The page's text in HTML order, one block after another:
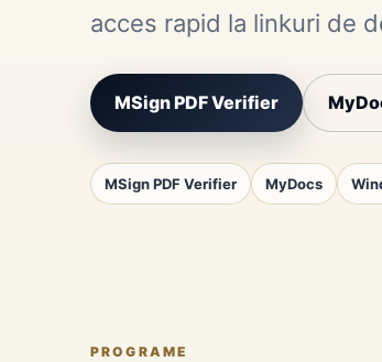
acces rapid la linkuri de
MSign PDF Verifier
MSign PDF Verifier MyDocs
PROGRAME